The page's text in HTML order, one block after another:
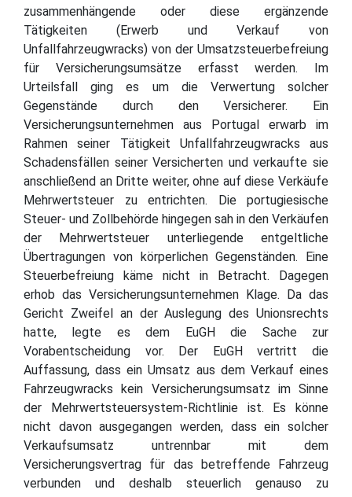
zusammenhängende oder diese ergänzende
Tätigkeiten (Erwerb und Verkauf von
Unfallfahrzeugwracks) von der Umsatzsteuerbefreiung
für Versicherungsumsätze erfasst werden. Im
Urteilsfall ging es um die Verwertung solcher
Gegenstände durch den Versicherer. Ein
Versicherungsunternehmen aus Portugal erwarb im
Rahmen seiner Tätigkeit Unfallfahrzeugwracks aus
Schadensfällen seiner Versicherten und verkaufte sie
anschließend an Dritte weiter, ohne auf diese Verkäufe
Mehrwertsteuer zu entrichten. Die portugiesische
Steuer- und Zollbehörde hingegen sah in den Verkäufen
der Mehrwertsteuer unterliegende entgeltliche
Übertragungen von körperlichen Gegenständen. Eine
Steuerbefreiung käme nicht in Betracht. Dagegen
erhob das Versicherungsunternehmen Klage. Da das
Gericht Zweifel an der Auslegung des Unionsrechts
hatte, legte es dem EuGH die Sache zur
Vorabentscheidung vor. Der EuGH vertritt die
Auffassung, dass ein Umsatz aus dem Verkauf eines
Fahrzeugwracks kein Versicherungsumsatz im Sinne
der Mehrwertsteuersystem-Richtlinie ist. Es könne
nicht davon ausgegangen werden, dass ein solcher
Verkaufsumsatz untrennbar mit dem
Versicherungsvertrag für das betreffende Fahrzeug
verbunden und deshalb steuerlich genauso zu